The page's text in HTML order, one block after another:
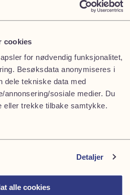
cookies
for nødvendig funksjonalitet,
Besøksdata anonymiseres i
dele tekniske data med
annonsering/sosiale medier. Du
eller trekke tilbake samtykke.
Detaljer
alle cookies
i Codex og arbeider
hvor hun bistår klienter med
i rettsvitenskap fra
tilleggserfaring fra juridiske
i Milano. Ida har også
noe som gir henne en
belastninger i
begynte i Codex hadde hun
Advokatfullmektig,